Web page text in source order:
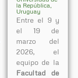
la República,
Uruguay
Entre el 9 y
el 19 de
marzo del
2026, el
equipo de la
Facultad de